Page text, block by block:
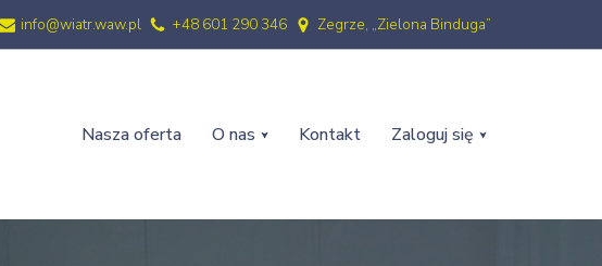
info@wiatr.waw.pl +48 601 290 346 Zegrze, „Zielona Binduga”
Nasza oferta O nas Kontakt Zaloguj się